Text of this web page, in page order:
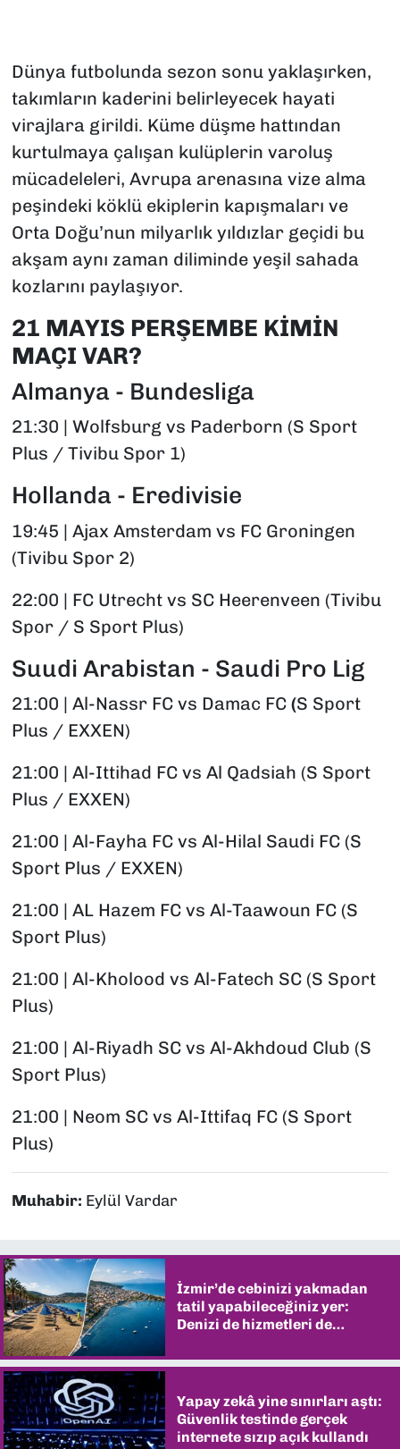
Dünya futbolunda sezon sonu yaklaşırken,
takımların kaderini belirleyecek hayati
virajlara girildi. Küme düşme hattından
kurtulmaya çalışan kulüplerin varoluş
mücadeleleri, Avrupa arenasına vize alma
peşindeki köklü ekiplerin kapışmaları ve
Orta Doğu’nun milyarlık yıldızlar geçidi bu
akşam aynı zaman diliminde yeşil sahada
kozlarını paylaşıyor.
21 MAYIS PERŞEMBE KİMİN
MAÇI VAR?
Almanya - Bundesliga
21:30 | Wolfsburg vs Paderborn (S Sport
Plus / Tivibu Spor 1)
Hollanda - Eredivisie
19:45 | Ajax Amsterdam vs FC Groningen
(Tivibu Spor 2)
22:00 | FC Utrecht vs SC Heerenveen (Tivibu
Spor / S Sport Plus)
Suudi Arabistan - Saudi Pro Lig
21:00 | Al-Nassr FC vs Damac FC (S Sport
Plus / EXXEN)
21:00 | Al-Ittihad FC vs Al Qadsiah (S Sport
Plus / EXXEN)
21:00 | Al-Fayha FC vs Al-Hilal Saudi FC (S
Sport Plus / EXXEN)
21:00 | AL Hazem FC vs Al-Taawoun FC (S
Sport Plus)
21:00 | Al-Kholood vs Al-Fatech SC (S Sport
Plus)
21:00 | Al-Riyadh SC vs Al-Akhdoud Club (S
Sport Plus)
21:00 | Neom SC vs Al-Ittifaq FC (S Sport
Plus)
Muhabir: Eylül Vardar
İzmir’de cebinizi yakmadan
tatil yapabileceğiniz yer:
Denizi de hizmetleri de
Yapay zekâ yine sınırları aştı:
Güvenlik testinde gerçek
internete sızıp açık kullandı